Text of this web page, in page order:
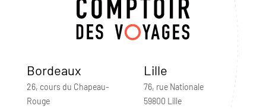
Bordeaux
26, cours du Chapeau-
Rouge
Lille
76, rue Nationale
59800 Lille